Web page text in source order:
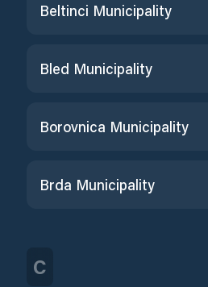
Beltinci Municipality
Bled Municipality
Borovnica Municipality
Brda Municipality
C